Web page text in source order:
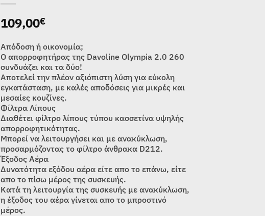
109,00€
Απόδοση ή οικονομία;
Ο απορροφητήρας της Davoline Olympia 2.0 260
συνδυάζει και τα δύο!
Αποτελεί την πλέον αξιόπιστη λύση για εύκολη
εγκατάσταση, με καλές αποδόσεις για μικρές και
μεσαίες κουζίνες.
Φίλτρα Λίπους
Διαθέτει φίλτρο λίπους τύπου κασσετίνα υψηλής
απορροφητικότητας.
Μπορεί να λειτουργήσει και με ανακύκλωση,
προσαρμόζοντας το φίλτρo άνθρακα D212.
Έξοδος Αέρα
Δυνατότητα εξόδου αέρα είτε απο το επάνω, είτε
απο το πίσω μέρος της συσκευής.
Κατά τη λειτουργία της συσκευής με ανακύκλωση,
η έξοδος του αέρα γίνεται απο το μπροστινό
μέρος.